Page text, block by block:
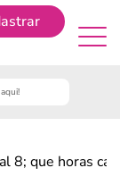
8; que horas